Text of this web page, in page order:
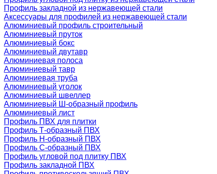
Профиль закладной из нержавеющей стали
Аксессуары для профилей из нержавеющей стали
Алюминиевый профиль строительный
Алюминиевый пруток
Алюминиевый бокс
Алюминиевый двутавр
Алюминиевая полоса
Алюминиевый тавр
Алюминиевая труба
Алюминиевый уголок
Алюминиевый швеллер
Алюминиевый Ш-образный профиль
Алюминиевый лист
Профиль ПВХ для плитки
Профиль Т-образный ПВХ
Профиль H-образный ПВХ
Профиль C-образный ПВХ
Профиль угловой под плитку ПВХ
Профиль закладной ПВХ